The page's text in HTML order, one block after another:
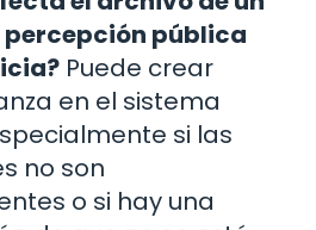
percepción pública
Puede crear
en el sistema
si las
no son
o si hay una